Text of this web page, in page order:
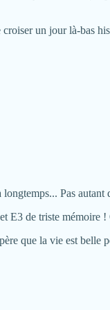
un jour là-bas
Pas
E3 de triste mémoire
que la vie est belle